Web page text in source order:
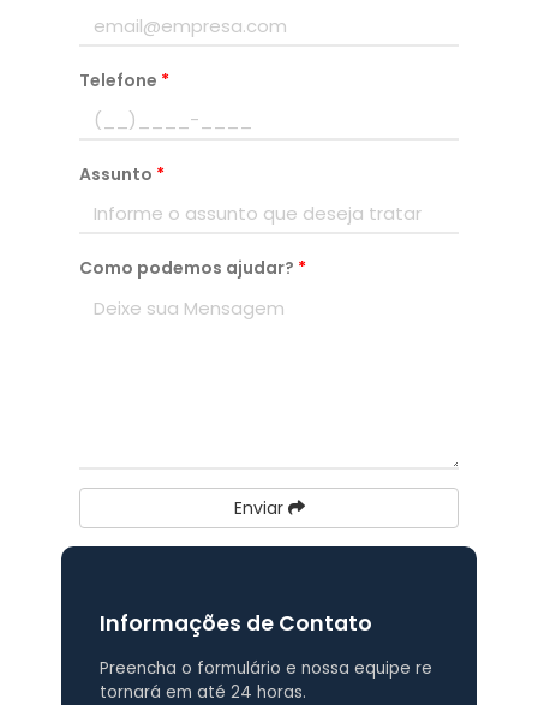
Informações de Contato
Preencha o formulário e nossa equipe re
tornará em até 24 horas.
Telefone *
Assunto *
Como podemos ajudar? *
Enviar